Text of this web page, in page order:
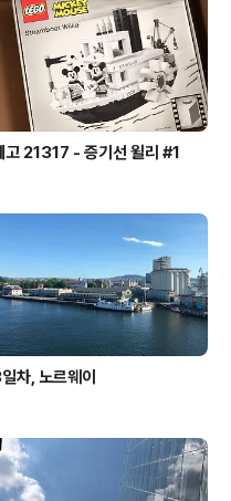
고 21317 - 증기선 윌리 #1
차, 노르웨이